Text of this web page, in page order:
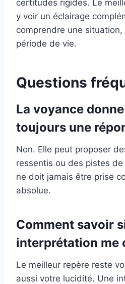
certitudes rigides. Le
y voir un éclairage
comprendre une
période de vie.
Questions
La voyance
toujours une
Non. Elle peut proposer
ressentis ou des pistes
ne doit jamais être prise
absolue.
Comment savoir
interprétation me
Le meilleur repère reste
aussi votre lucidité. Une